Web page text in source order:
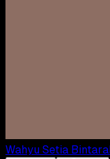
Wahyu Setia Bintara